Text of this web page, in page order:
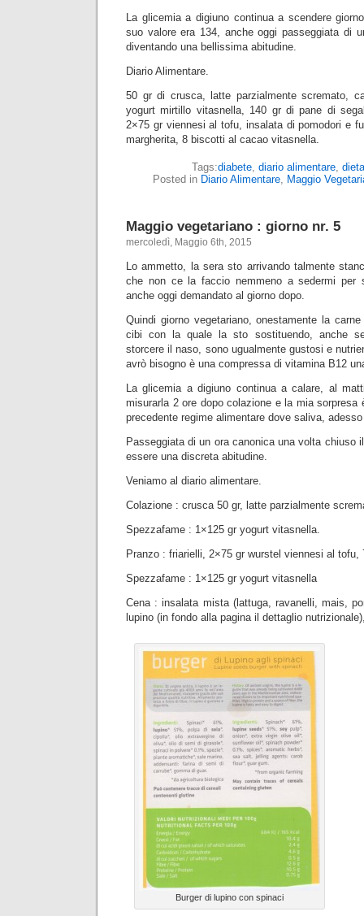
La glicemia a digiuno continua a scendere
suo valore era 134, anche oggi passeggiata di
diventando una bellissima abitudine.
Diario Alimentare.
50 gr di crusca, latte parzialmente scremato,
yogurt mirtillo vitasnella, 140 gr di pane di
2×75 gr viennesi al tofu, insalata di pomodori e
margherita, 8 biscotti al cacao vitasnella.
Tags:diabete, diario alimentare, dieta
Posted in Diario Alimentare, Maggio
Maggio vegetariano : giorno nr. 5
mercoledì, Maggio 6th, 2015
Lo ammetto, la sera sto arrivando talmente
che non ce la faccio nemmeno a sedermi per
anche oggi demandato al giorno dopo.
Quindi giorno vegetariano, onestamente la
cibi con la quale la sto sostituendo, anche
storcere il naso, sono ugualmente gustosi e
avrò bisogno è una compressa di vitamina B12
La glicemia a digiuno continua a calare, al
misurarla 2 ore dopo colazione e la mia
precedente regime alimentare dove saliva,
Passeggiata di un ora canonica una volta chiuso
essere una discreta abitudine.
Veniamo al diario alimentare.
Colazione : crusca 50 gr, latte parzialmente
Spezzafame : 1×125 gr yogurt vitasnella.
Pranzo : friarielli, 2×75 gr wurstel viennesi al tofu,
Spezzafame : 1×125 gr yogurt vitasnella
Cena : insalata mista (lattuga, ravanelli, mais,
lupino (in fondo alla pagina il dettaglio
Burger di lupino con spinaci